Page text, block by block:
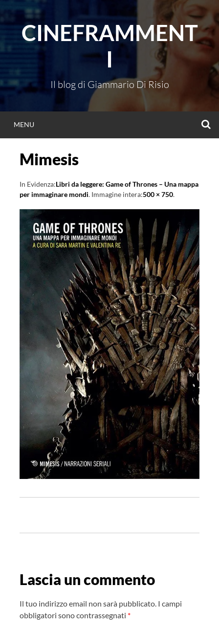
al
contenutoCINEFRAMMENT
I
Il blog di Giammario Di Risio
MENU
Mimesis
In Evidenza:Libri da leggere: Game of Thrones – Una mappa
per immaginare mondi. Immagine intera:500 × 750.
a
g
a
z
i
Lascia un commento
Il tuo indirizzo email non sarà pubblicato. I campi
obbligatori sono contrassegnati *